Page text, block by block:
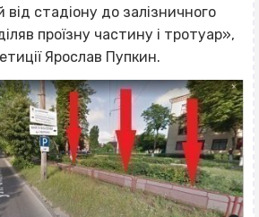
від стадіону до залізничного
проїзну частину і тротуар»,
Ярослав Пупкин.